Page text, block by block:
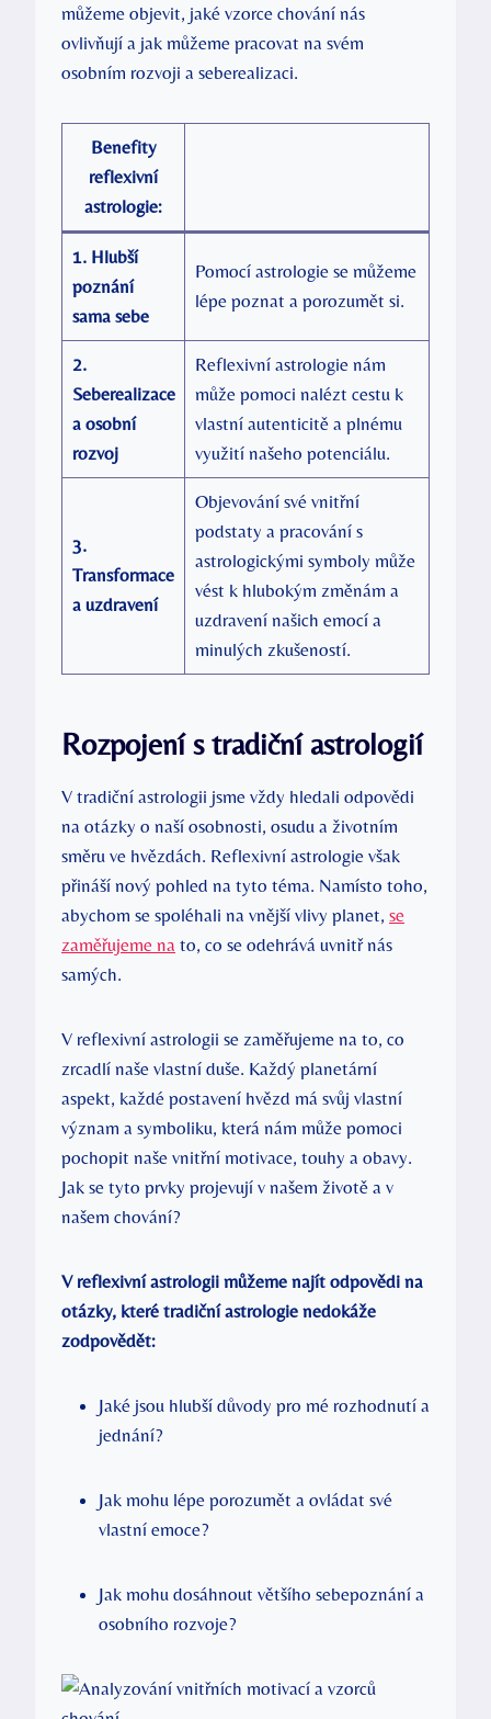
⁤můžeme objevit,⁣ jaké vzorce chování ⁤nás
ovlivňují a jak můžeme pracovat na svém
osobním rozvoji ‍a seberealizaci.
Benefity
reflexivní
astrologie:
1. Hlubší
poznání
sama⁢ sebe
Pomocí astrologie se můžeme
lépe poznat ⁤a porozumět ‌si. ⁣
2.
Seberealizace
a osobní‌
rozvoj
Reflexivní astrologie nám
může pomoci nalézt cestu k
vlastní autenticitě⁣ a plnému
využití našeho potenciálu.
3.
Transformace
a uzdravení
Objevování své vnitřní
podstaty a pracování s
astrologickými⁣ symboly může
vést k hlubokým ‍změnám a
uzdravení našich emocí a
⁢minulých ⁢zkušeností.
Rozpojení s tradiční astrologií
V tradiční astrologii jsme vždy hledali ⁢odpovědi
na otázky o naší osobnosti, osudu a životním
směru ve hvězdách. Reflexivní astrologie však
přináší ⁣nový‌ pohled na tyto ⁢téma. Namísto toho,
abychom se spoléhali na vnější vlivy planet, se
zaměřujeme na to, co ⁤se odehrává uvnitř nás
samých.
V reflexivní astrologii se zaměřujeme na to,⁣ co
zrcadlí⁤ naše vlastní duše. Každý planetární⁣
aspekt, každé postavení hvězd má ‌svůj vlastní⁤
význam a symboliku, která nám⁢ může pomoci
pochopit naše ⁣vnitřní motivace, touhy a obavy.
Jak se​ tyto prvky projevují v ‌našem životě a v
našem chování?
V ⁢reflexivní⁢ astrologii můžeme​ najít odpovědi na
otázky, které tradiční astrologie nedokáže
zodpovědět:
Jaké‍ jsou hlubší důvody‍ pro mé rozhodnutí a
jednání?
Jak mohu ​lépe⁤ porozumět a ovládat své‌
vlastní emoce?
Jak mohu dosáhnout⁣ většího sebepoznání ‍a
osobního rozvoje?